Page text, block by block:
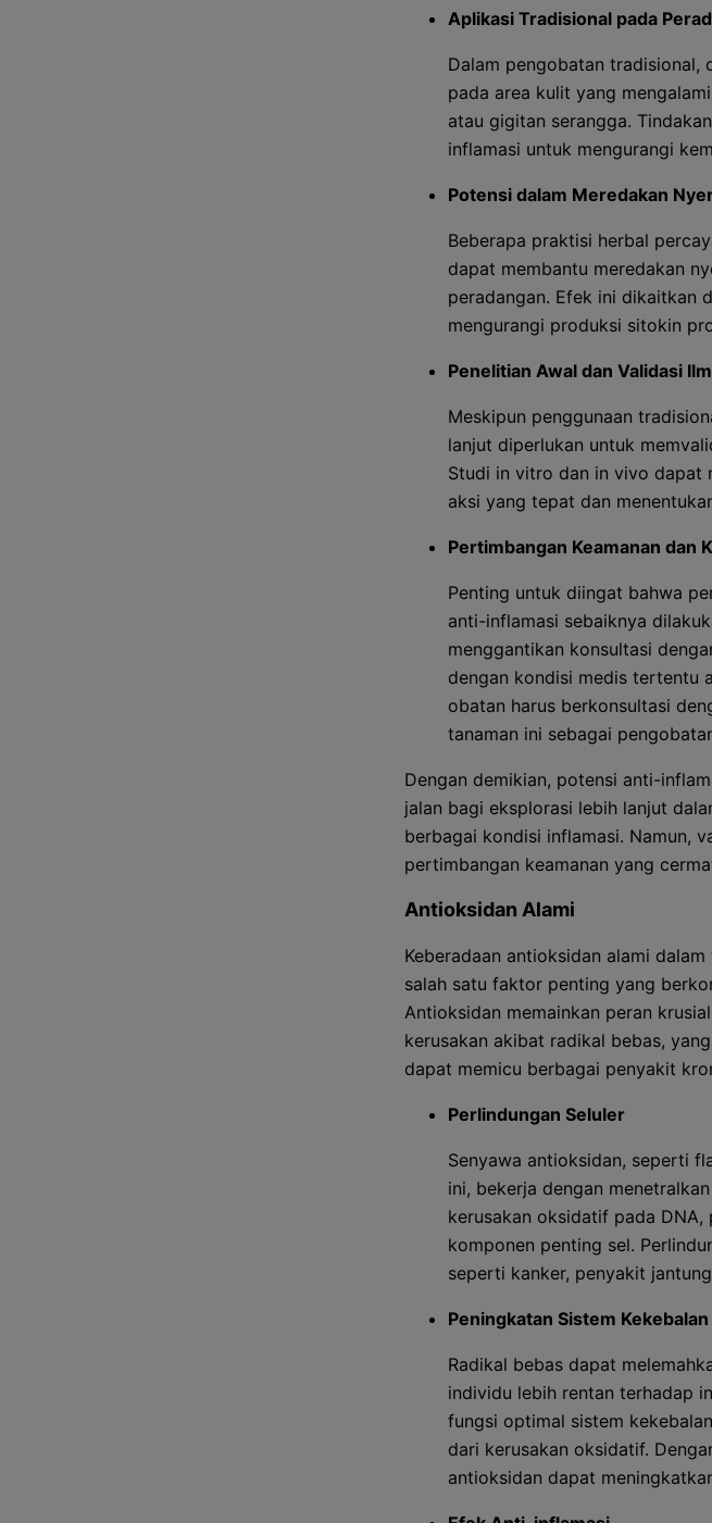
Aplikasi Tradisional pada
Dalam pengobatan tradisional,
pada area kulit yang
atau gigitan serangga.
inflamasi untuk mengurangi
Potensi dalam Meredakan
Beberapa praktisi herbal
dapat membantu meredakan
peradangan. Efek ini dikaitkan
mengurangi produksi sitokin
Penelitian Awal dan Validasi
Meskipun penggunaan
lanjut diperlukan untuk
Studi in vitro dan in vivo dapat
aksi yang tepat dan
Pertimbangan Keamanan dan
Penting untuk diingat bahwa
anti-inflamasi sebaiknya
menggantikan konsultasi
dengan kondisi medis tertentu
obatan harus berkonsultasi
tanaman ini sebagai
Dengan demikian, potensi anti-
jalan bagi eksplorasi lebih lanjut
berbagai kondisi inflamasi. Namun,
pertimbangan keamanan yang
Antioksidan Alami
Keberadaan antioksidan alami dalam
salah satu faktor penting yang
Antioksidan memainkan peran
kerusakan akibat radikal bebas,
dapat memicu berbagai penyakit
Perlindungan Seluler
Senyawa antioksidan, seperti
ini, bekerja dengan
kerusakan oksidatif pada
komponen penting sel.
seperti kanker, penyakit
Peningkatan Sistem
Radikal bebas dapat
individu lebih rentan terhadap
fungsi optimal sistem
dari kerusakan oksidatif.
antioksidan dapat